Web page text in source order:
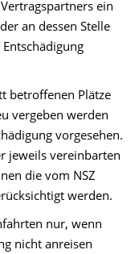
ein
an dessen Stelle
betroffenen Plätze
vergeben werden
vorgesehen.
jeweils vereinbarten
die vom NSZ
werden.
nur, wenn
nicht anreisen